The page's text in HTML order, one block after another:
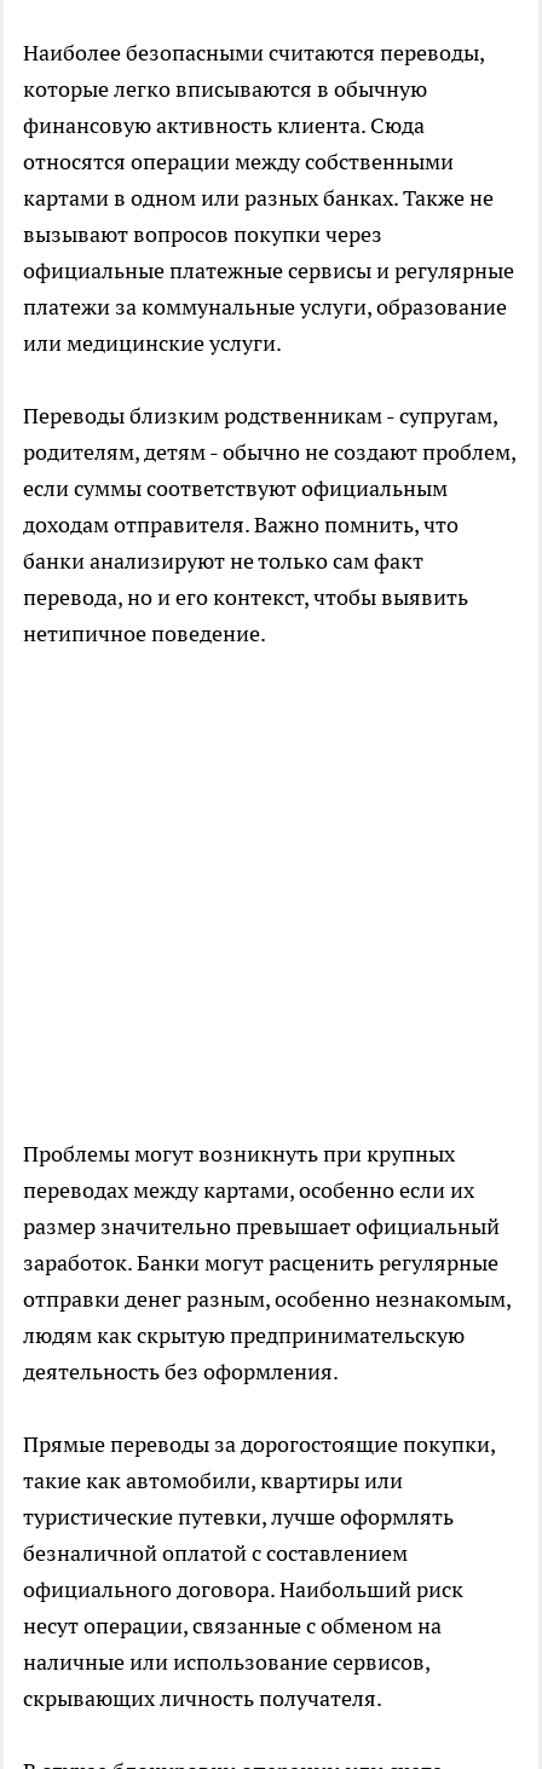
Наиболее безопасными считаются переводы,
которые легко вписываются в обычную
финансовую активность клиента. Сюда
относятся операции между собственными
картами в одном или разных банках. Также не
вызывают вопросов покупки через
официальные платежные сервисы и регулярные
платежи за коммунальные услуги, образование
или медицинские услуги.
Переводы близким родственникам - супругам,
родителям, детям - обычно не создают проблем,
если суммы соответствуют официальным
доходам отправителя. Важно помнить, что
банки анализируют не только сам факт
перевода, но и его контекст, чтобы выявить
нетипичное поведение.
Проблемы могут возникнуть при крупных
переводах между картами, особенно если их
размер значительно превышает официальный
заработок. Банки могут расценить регулярные
отправки денег разным, особенно незнакомым,
людям как скрытую предпринимательскую
деятельность без оформления.
Прямые переводы за дорогостоящие покупки,
такие как автомобили, квартиры или
туристические путевки, лучше оформлять
безналичной оплатой с составлением
официального договора. Наибольший риск
несут операции, связанные с обменом на
наличные или использование сервисов,
скрывающих личность получателя.